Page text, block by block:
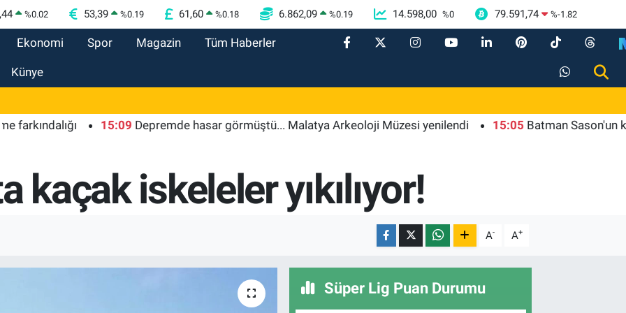
%0.02 53,39 %0.19 61,60 %0.18 6.862,09 %0.19 14.598,00 %0 79.591,74 %-1.82
Ekonomi Spor Magazin Tüm Haberler
Künye
15:09 Depremde hasar görmüştü... Malatya Arkeoloji Müzesi yenilendi 15:05 Batman Sason'un köy
kaçak iskeleler yıkılıyor!
A- A+
Süper Lig Puan Durumu